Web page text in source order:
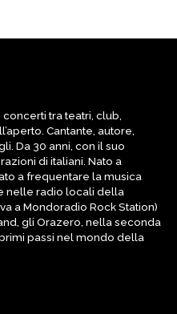
tra teatri, club,
Cantante, autore,
Da 30 anni, con il suo
di italiani. Nato a
a frequentare la musica
nelle radio locali della
a Mondoradio Rock Station)
gli Orazero, nella seconda
passi nel mondo della